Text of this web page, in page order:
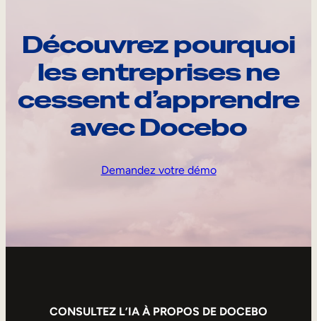
Découvrez pourquoi
les entreprises ne
cessent d’apprendre
avec Docebo
Demandez votre démo
CONSULTEZ L’IA À PROPOS DE DOCEBO